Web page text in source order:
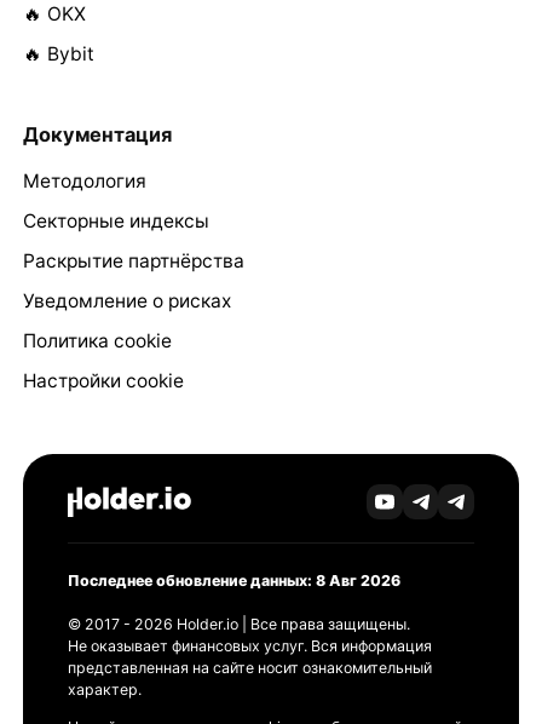
🔥 OKX
🔥 Bybit
Документация
Методология
Секторные индексы
Раскрытие партнёрства
Уведомление о рисках
Политика cookie
Настройки cookie
Последнее обновление данных: 8 Авг 2026
© 2017 - 2026 Holder.io | Все права защищены.
Не оказывает финансовых услуг. Вся информация
представленная на сайте носит ознакомительный
характер.